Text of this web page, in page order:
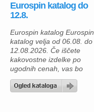
Eurospin katalog do
12.8.
Eurospin katalog Eurospin
katalog velja od 06.08. do
12.08.2026. Če iščete
kakovostne izdelke po
ugodnih cenah, vas bo
aktualni Eurospin katalog
zagotovo navdušil. V